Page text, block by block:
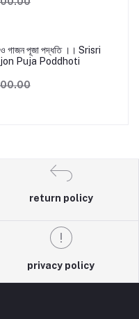
ও গাজন পূজা পদ্ধতি ।। Srisri
Puja Poddhoti
return policy
privacy policy